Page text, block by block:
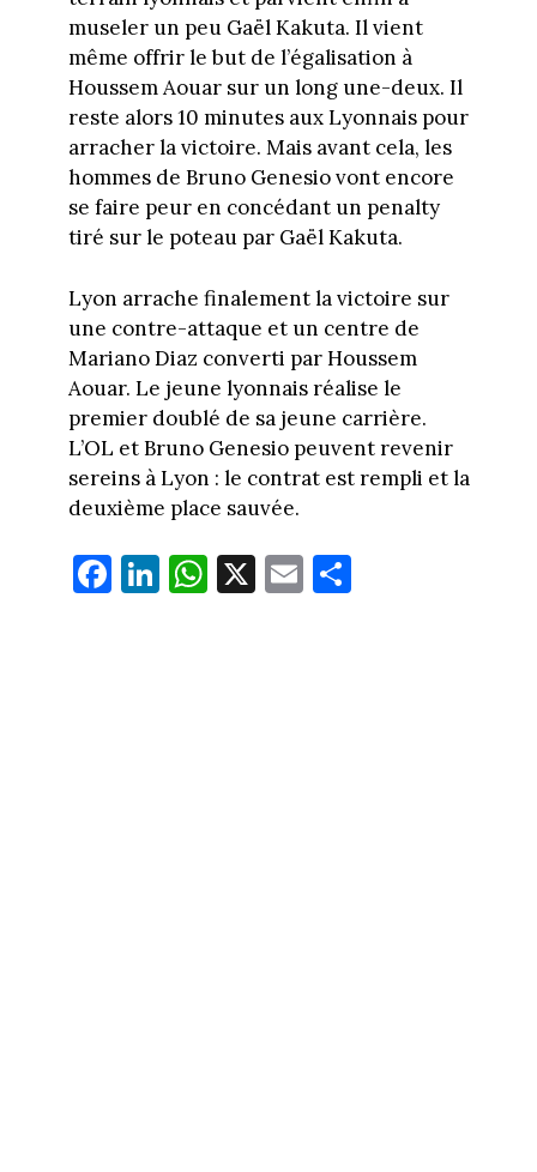
museler un peu Gaël Kakuta. Il vient
même offrir le but de l’égalisation à
Houssem Aouar sur un long une-deux. Il
reste alors 10 minutes aux Lyonnais pour
arracher la victoire. Mais avant cela, les
hommes de Bruno Genesio vont encore
se faire peur en concédant un penalty
tiré sur le poteau par Gaël Kakuta.
Lyon arrache finalement la victoire sur
une contre-attaque et un centre de
Mariano Diaz converti par Houssem
Aouar. Le jeune lyonnais réalise le
premier doublé de sa jeune carrière.
L’OL et Bruno Genesio peuvent revenir
sereins à Lyon : le contrat est rempli et la
deuxième place sauvée.
Fa
ce
Li
nk
W
ha
X E
m
Pa
rt